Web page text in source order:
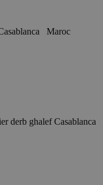
Maroc
derb ghalef Casablanca